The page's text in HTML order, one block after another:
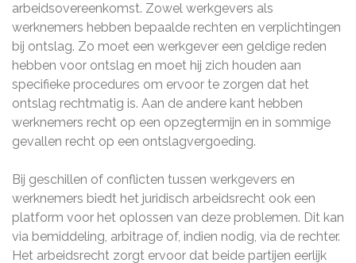
arbeidsovereenkomst. Zowel werkgevers als
werknemers hebben bepaalde rechten en verplichtingen
bij ontslag. Zo moet een werkgever een geldige reden
hebben voor ontslag en moet hij zich houden aan
specifieke procedures om ervoor te zorgen dat het
ontslag rechtmatig is. Aan de andere kant hebben
werknemers recht op een opzegtermijn en in sommige
gevallen recht op een ontslagvergoeding.
Bij geschillen of conflicten tussen werkgevers en
werknemers biedt het juridisch arbeidsrecht ook een
platform voor het oplossen van deze problemen. Dit kan
via bemiddeling, arbitrage of, indien nodig, via de rechter.
Het arbeidsrecht zorgt ervoor dat beide partijen eerlijk